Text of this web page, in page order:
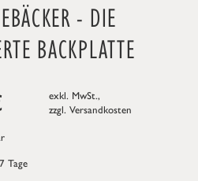
- DIE
BACKPLATTE
exkl. MwSt.,
zzgl. Versandkosten
Tage